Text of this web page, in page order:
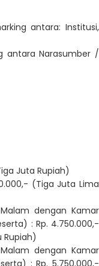
antara: Institusi,
antara Narasumber /
Juta Rupiah)
(Tiga Juta Lima
dengan Kamar
: Rp. 4.750.000,-
Rupiah)
dengan Kamar